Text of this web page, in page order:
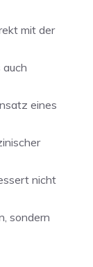
mit der
eines
nicht
sondern